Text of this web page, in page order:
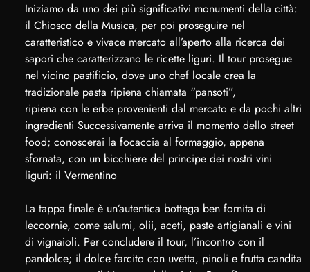
Iniziamo da uno dei più significativi monumenti della città:
il Chiosco della Musica, per poi proseguire nel
caratteristico e vivace mercato all’aperto alla ricerca dei
sapori che caratterizzano le ricette liguri. Il tour prosegue
nel vicino pastificio, dove uno chef locale crea la
tradizionale pasta ripiena chiamata “pansoti”,
ripiena con le erbe provenienti dal mercato e da pochi altri
ingredienti Successivamente arriva il momento dello street
food; conoscerai la focaccia al formaggio, appena
sfornata, con un bicchiere del principe dei nostri vini
liguri: il Vermentino
La tappa finale è un’autentica bottega ben fornita di
leccornie, come salumi, olii, aceti, paste artigianali e vini
di vignaioli. Per concludere il tour, l’incontro con il
pandolce; il dolce farcito con uvetta, pinoli e frutta candita